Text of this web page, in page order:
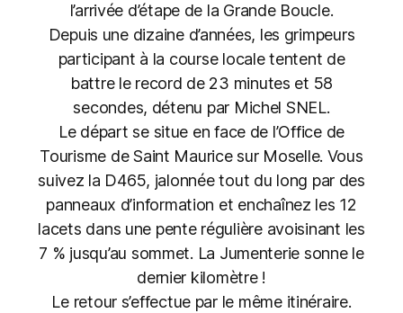
l’arrivée d’étape de la Grande Boucle.
Depuis une dizaine d’années, les grimpeurs
participant à la course locale tentent de
battre le record de 23 minutes et 58
secondes, détenu par Michel SNEL.
Le départ se situe en face de l’Office de
Tourisme de Saint Maurice sur Moselle. Vous
suivez la D465, jalonnée tout du long par des
panneaux d’information et enchaînez les 12
lacets dans une pente régulière avoisinant les
7 % jusqu’au sommet. La Jumenterie sonne le
dernier kilomètre !
Le retour s’effectue par le même itinéraire.